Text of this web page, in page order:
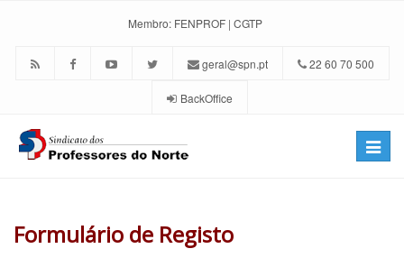
Membro: FENPROF | CGTP
geral@spn.pt 22 60 70 500
BackOffice
Toggle
Formulário de Registo